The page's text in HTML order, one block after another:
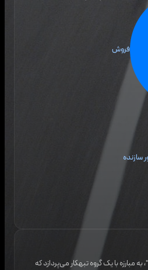
فروش
سازنده
با یک گروه تبهکار می‌پردازد که